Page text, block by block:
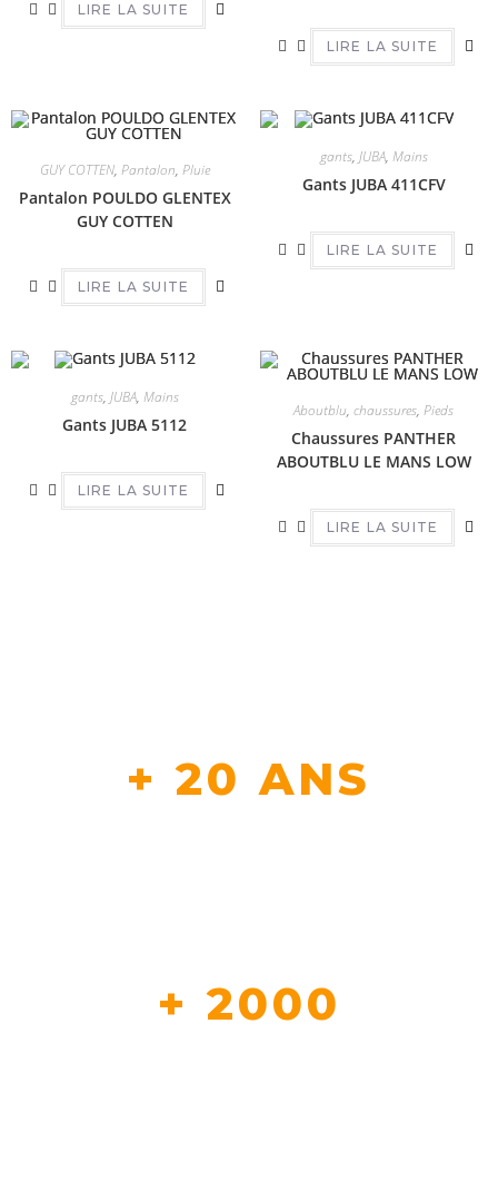
LIRE LA SUITE
LIRE LA SUITE
GUY COTTEN, Pantalon, Pluie
Pantalon POULDO GLENTEX
GUY COTTEN
LIRE LA SUITE
gants, JUBA, Mains
Gants JUBA 411CFV
LIRE LA SUITE
gants, JUBA, Mains
Gants JUBA 5112
LIRE LA SUITE
Aboutblu, chaussures, Pieds
Chaussures PANTHER
ABOUTBLU LE MANS LOW
LIRE LA SUITE
+ 20 ANS
+ 2000